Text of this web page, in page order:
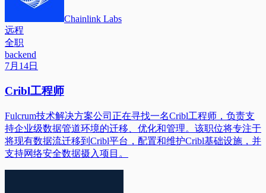
Chainlink Labs
远程
全职
backend
7月14日
Cribl工程师
Fulcrum技术解决方案公司正在寻找一名Cribl工程师，负责支
持企业级数据管道环境的迁移、优化和管理。该职位将专注于
将现有数据流迁移到Cribl平台，配置和维护Cribl基础设施，并
支持网络安全数据摄入项目。